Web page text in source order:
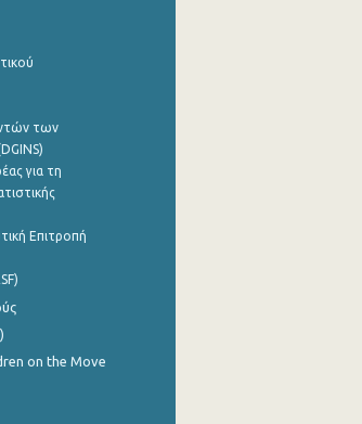
των
για τη
Επιτροπή
on the Move